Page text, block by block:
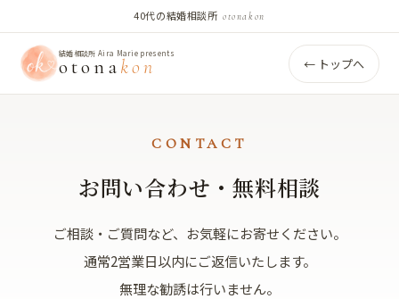
40代の結婚相談所 otonakon
結婚相談所 Aira Marie presents
otonakon ← トップへ
CONTACT
お問い合わせ・無料相談
ご相談・ご質問など、お気軽にお寄せください。
通常2営業日以内にご返信いたします。
無理な勧誘は行いません。